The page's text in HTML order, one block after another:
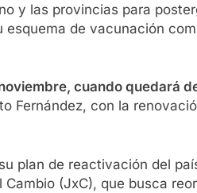
y las provincias para
esquema de vacunación
cuando quedará
Fernández, con la
plan de reactivación del
(JxC), que busca